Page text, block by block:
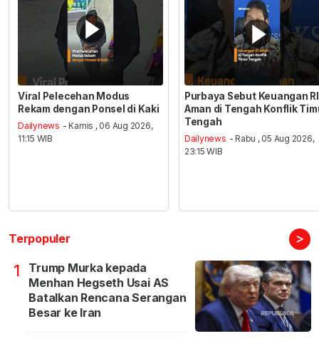
Viral Pelecehan Modus
Rekam dengan Ponsel di Kaki
Dailynews - Kamis , 06 Aug 2026,
11:15 WIB
Purbaya Sebut Keuangan RI
Aman di Tengah Konflik
Tengah
Dailynews - Rabu , 05 Aug 2026,
23:15 WIB
Terpopuler >
1
Trump Murka kepada
Menhan Hegseth Usai AS
Batalkan Rencana Serangan
Besar ke Iran